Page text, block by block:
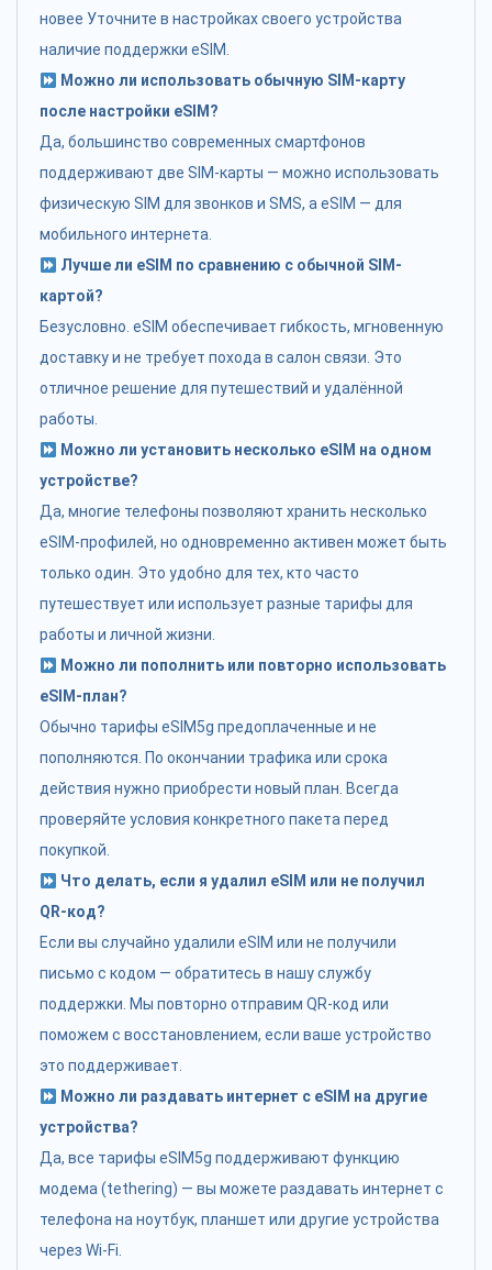
новее Уточните в настройках своего устройства
наличие поддержки eSIM.
Можно ли использовать обычную SIM-карту
после настройки eSIM?
Да, большинство современных смартфонов
поддерживают две SIM-карты — можно использовать
физическую SIM для звонков и SMS, а eSIM — для
мобильного интернета.
Лучше ли eSIM по сравнению с обычной SIM-
картой?
Безусловно. eSIM обеспечивает гибкость, мгновенную
доставку и не требует похода в салон связи. Это
отличное решение для путешествий и удалённой
работы.
Можно ли установить несколько eSIM на одном
устройстве?
Да, многие телефоны позволяют хранить несколько
eSIM-профилей, но одновременно активен может быть
только один. Это удобно для тех, кто часто
путешествует или использует разные тарифы для
работы и личной жизни.
Можно ли пополнить или повторно использовать
eSIM-план?
Обычно тарифы eSIM5g предоплаченные и не
пополняются. По окончании трафика или срока
действия нужно приобрести новый план. Всегда
проверяйте условия конкретного пакета перед
покупкой.
Что делать, если я удалил eSIM или не получил
QR-код?
Если вы случайно удалили eSIM или не получили
письмо с кодом — обратитесь в нашу службу
поддержки. Мы повторно отправим QR-код или
поможем с восстановлением, если ваше устройство
это поддерживает.
Можно ли раздавать интернет с eSIM на другие
устройства?
Да, все тарифы eSIM5g поддерживают функцию
модема (tethering) — вы можете раздавать интернет с
телефона на ноутбук, планшет или другие устройства
через Wi-Fi.